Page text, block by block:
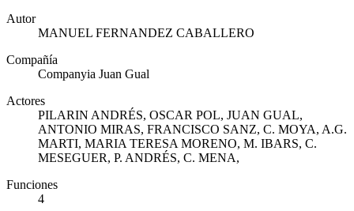
Autor
MANUEL FERNANDEZ CABALLERO
Compañía
Companyia Juan Gual
Actores
PILARIN ANDRÉS, OSCAR POL, JUAN GUAL,
ANTONIO MIRAS, FRANCISCO SANZ, C. MOYA, A.G.
MARTI, MARIA TERESA MORENO, M. IBARS, C.
MESEGUER, P. ANDRÉS, C. MENA,
Funciones
4